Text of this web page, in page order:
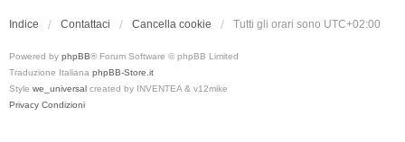
Indice Contattaci Cancella cookie Tutti gli orari sono UTC+02:00
Powered by phpBB® Forum Software © phpBB Limited
Traduzione Italiana phpBB-Store.it
Style we_universal created by INVENTEA & v12mike
Privacy Condizioni